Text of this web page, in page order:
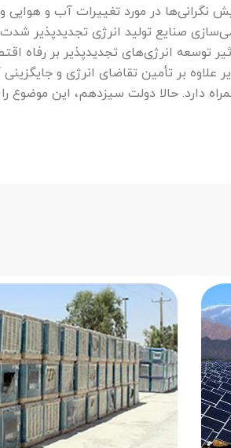
نگرانی‌ها در مورد تغییرات آب و
صنایع تولید انرژی تجدیدپذیر
توسعه انرژی‌های تجدیدپذیر بر
علاوه بر تأمین تقاضای انرژی و
دارد. حالا دولت سیزدهم، این موضوع